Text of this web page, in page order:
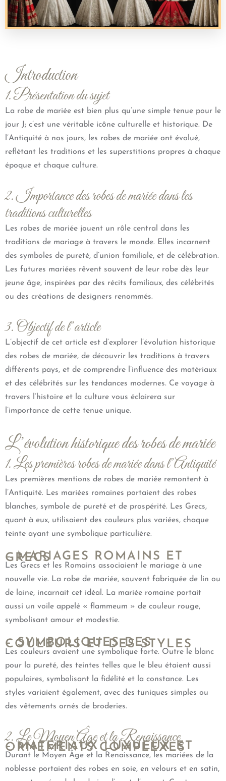
Introduction
1. Présentation du sujet
La robe de mariée est bien plus qu’une simple tenue pour le
jour J; c’est une véritable icône culturelle et historique. De
l’Antiquité à nos jours, les robes de mariée ont évolué,
reflétant les traditions et les superstitions propres à chaque
époque et chaque culture.
2. Importance des robes de mariée dans les
traditions culturelles
Les robes de mariée jouent un rôle central dans les
traditions de mariage à travers le monde. Elles incarnent
des symboles de pureté, d’union familiale, et de célébration.
Les futures mariées rêvent souvent de leur robe dès leur
jeune âge, inspirées par des récits familiaux, des célébrités
ou des créations de designers renommés.
3. Objectif de l’article
L’objectif de cet article est d’explorer l’évolution historique
des robes de mariée, de découvrir les traditions à travers
différents pays, et de comprendre l’influence des matériaux
et des célébrités sur les tendances modernes. Ce voyage à
travers l’histoire et la culture vous éclairera sur
l’importance de cette tenue unique.
L’évolution historique des robes de mariée
1. Les premières robes de mariée dans l’Antiquité
Les premières mentions de robes de mariée remontent à
l’Antiquité. Les mariées romaines portaient des robes
blanches, symbole de pureté et de prospérité. Les Grecs,
quant à eux, utilisaient des couleurs plus variées, chaque
teinte ayant une symbolique particulière.
– MARIAGES ROMAINS ET
GRECS
Les Grecs et les Romains associaient le mariage à une
nouvelle vie. La robe de mariée, souvent fabriquée de lin ou
de laine, incarnait cet idéal. La mariée romaine portait
aussi un voile appelé « flammeum » de couleur rouge,
symbolisant amour et modestie.
– SYMBOLIQUES DES
COULEURS ET DES STYLES
Les couleurs avaient une symbolique forte. Outre le blanc
pour la pureté, des teintes telles que le bleu étaient aussi
populaires, symbolisant la fidélité et la constance. Les
styles variaient également, avec des tuniques simples ou
des vêtements ornés de broderies.
2. Le Moyen Âge et la Renaissance
– MATÉRIAUX LUXUEUX ET
ORNEMENTS COMPLEXES
Durant le Moyen Âge et la Renaissance, les mariées de la
noblesse portaient des robes en soie, en velours et en satin,